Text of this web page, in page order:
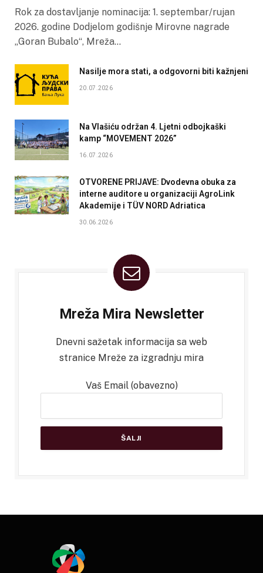
Rok za dostavljanje nominacija: 1. septembar/rujan
2026. godine Dodjelom godišnje Mirovne nagrade
„Goran Bubalo“, Mreža…
Nasilje mora stati, a odgovorni biti kažnjeni
20.07.2026
Na Vlašiću održan 4. Ljetni odbojkaški
kamp “MOVEMENT 2026”
16.07.2026
OTVORENE PRIJAVE: Dvodevna obuka za
interne auditore u organizaciji AgroLink
Akademije i TÜV NORD Adriatica
30.06.2026
Mreža Mira Newsletter
Dnevni sažetak informacija sa web
stranice Mreže za izgradnju mira
Vaš Email (obavezno)